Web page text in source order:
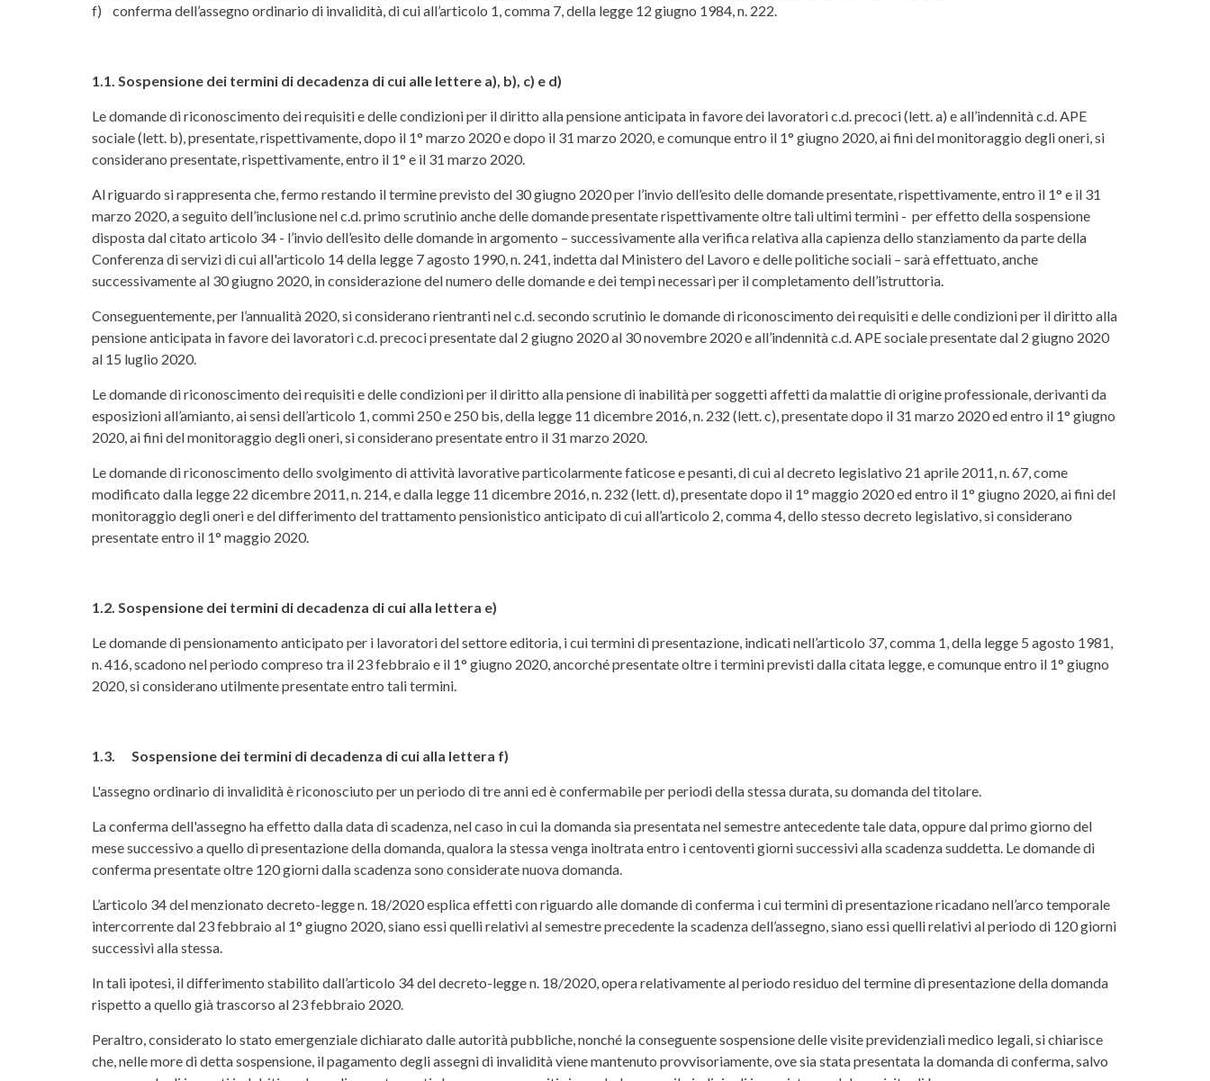
f) conferma dell’assegno ordinario di invalidità, di cui all’articolo 1, comma 7, della legge 12 giugno 1984, n. 222.
1.1. Sospensione dei termini di decadenza di cui alle lettere a), b), c) e d)
Le domande di riconoscimento dei requisiti e delle condizioni per il diritto alla pensione anticipata in favore dei lavoratori c.d. precoci (lett. a) e all’indennità c.d. APE
sociale (lett. b), presentate, rispettivamente, dopo il 1° marzo 2020 e dopo il 31 marzo 2020, e comunque entro il 1° giugno 2020, ai fini del monitoraggio degli oneri, si
considerano presentate, rispettivamente, entro il 1° e il 31 marzo 2020.
Al riguardo si rappresenta che, fermo restando il termine previsto del 30 giugno 2020 per l’invio dell’esito delle domande presentate, rispettivamente, entro il 1° e il 31
marzo 2020, a seguito dell’inclusione nel c.d. primo scrutinio anche delle domande presentate rispettivamente oltre tali ultimi termini - per effetto della sospensione
disposta dal citato articolo 34 - l’invio dell’esito delle domande in argomento – successivamente alla verifica relativa alla capienza dello stanziamento da parte della
Conferenza di servizi di cui all'articolo 14 della legge 7 agosto 1990, n. 241, indetta dal Ministero del Lavoro e delle politiche sociali – sarà effettuato, anche
successivamente al 30 giugno 2020, in considerazione del numero delle domande e dei tempi necessari per il completamento dell’istruttoria.
Conseguentemente, per l’annualità 2020, si considerano rientranti nel c.d. secondo scrutinio le domande di riconoscimento dei requisiti e delle condizioni per il diritto alla
pensione anticipata in favore dei lavoratori c.d. precoci presentate dal 2 giugno 2020 al 30 novembre 2020 e all’indennità c.d. APE sociale presentate dal 2 giugno 2020
al 15 luglio 2020.
Le domande di riconoscimento dei requisiti e delle condizioni per il diritto alla pensione di inabilità per soggetti affetti da malattie di origine professionale, derivanti da
esposizioni all’amianto, ai sensi dell’articolo 1, commi 250 e 250 bis, della legge 11 dicembre 2016, n. 232 (lett. c), presentate dopo il 31 marzo 2020 ed entro il 1° giugno
2020, ai fini del monitoraggio degli oneri, si considerano presentate entro il 31 marzo 2020.
Le domande di riconoscimento dello svolgimento di attività lavorative particolarmente faticose e pesanti, di cui al decreto legislativo 21 aprile 2011, n. 67, come
modificato dalla legge 22 dicembre 2011, n. 214, e dalla legge 11 dicembre 2016, n. 232 (lett. d), presentate dopo il 1° maggio 2020 ed entro il 1° giugno 2020, ai fini del
monitoraggio degli oneri e del differimento del trattamento pensionistico anticipato di cui all’articolo 2, comma 4, dello stesso decreto legislativo, si considerano
presentate entro il 1° maggio 2020.
1.2. Sospensione dei termini di decadenza di cui alla lettera e)
Le domande di pensionamento anticipato per i lavoratori del settore editoria, i cui termini di presentazione, indicati nell’articolo 37, comma 1, della legge 5 agosto 1981,
n. 416, scadono nel periodo compreso tra il 23 febbraio e il 1° giugno 2020, ancorché presentate oltre i termini previsti dalla citata legge, e comunque entro il 1° giugno
2020, si considerano utilmente presentate entro tali termini.
1.3. Sospensione dei termini di decadenza di cui alla lettera f)
L'assegno ordinario di invalidità è riconosciuto per un periodo di tre anni ed è confermabile per periodi della stessa durata, su domanda del titolare.
La conferma dell'assegno ha effetto dalla data di scadenza, nel caso in cui la domanda sia presentata nel semestre antecedente tale data, oppure dal primo giorno del
mese successivo a quello di presentazione della domanda, qualora la stessa venga inoltrata entro i centoventi giorni successivi alla scadenza suddetta. Le domande di
conferma presentate oltre 120 giorni dalla scadenza sono considerate nuova domanda.
L’articolo 34 del menzionato decreto-legge n. 18/2020 esplica effetti con riguardo alle domande di conferma i cui termini di presentazione ricadano nell’arco temporale
intercorrente dal 23 febbraio al 1° giugno 2020, siano essi quelli relativi al semestre precedente la scadenza dell’assegno, siano essi quelli relativi al periodo di 120 giorni
successivi alla stessa.
In tali ipotesi, il differimento stabilito dall’articolo 34 del decreto-legge n. 18/2020, opera relativamente al periodo residuo del termine di presentazione della domanda
rispetto a quello già trascorso al 23 febbraio 2020.
Peraltro, considerato lo stato emergenziale dichiarato dalle autorità pubbliche, nonché la conseguente sospensione delle visite previdenziali medico legali, si chiarisce
che, nelle more di detta sospensione, il pagamento degli assegni di invalidità viene mantenuto provvisoriamente, ove sia stata presentata la domanda di conferma, salvo